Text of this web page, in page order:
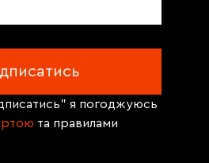
я погоджуюсь
та правилами